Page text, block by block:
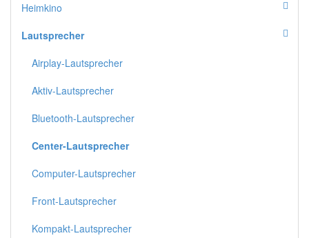
Heimkino
Lautsprecher
Airplay-Lautsprecher
Aktiv-Lautsprecher
Bluetooth-Lautsprecher
Center-Lautsprecher
Computer-Lautsprecher
Front-Lautsprecher
Kompakt-Lautsprecher